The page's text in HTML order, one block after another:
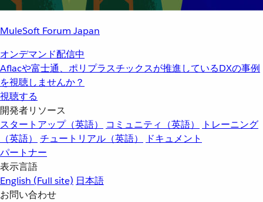
MuleSoft Forum Japan
オンデマンド配信中
Aflacや富士通、ポリプラスチックスが推進しているDXの事例
を視聴しませんか？
視聴する
開発者リソース
スタートアップ（英語）
コミュニティ（英語）
トレーニング
（英語）
チュートリアル（英語）
ドキュメント
パートナー
表示言語
English (Full site) 日本語
お問い合わせ